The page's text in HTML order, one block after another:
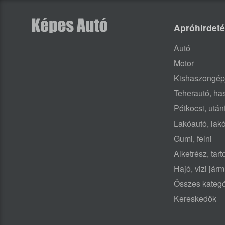
Autó
Motor
Teherautó,
Pótkocsi,
Lakóautó,
Gumi, felni
Alketrész,
Hajó, vizi
Összes
Kereskedők